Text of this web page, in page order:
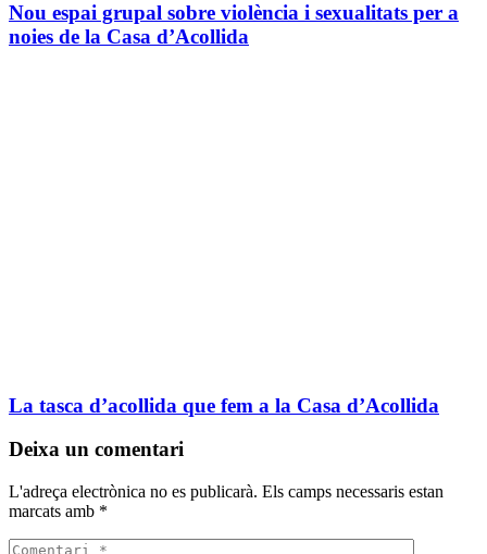
Nou espai grupal sobre violència i sexualitats per a
noies de la Casa d’Acollida
La tasca d’acollida que fem a la Casa d’Acollida
Deixa un comentari
L'adreça electrònica no es publicarà. Els camps necessaris estan
marcats amb *